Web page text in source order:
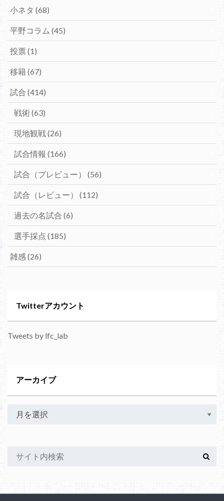
小ネタ (68)
平野コラム (45)
投票 (1)
移籍(67)
試合 (414)
戦術(63)
現地観戦(26)
試合情報 (166)
試合（プレビュー） (56)
試合（レビュー） (112)
過去の名試合 (6)
選手採点 (185)
雑感(26)
Twitterアカウント
Tweets by lfc_lab
アーカイブ